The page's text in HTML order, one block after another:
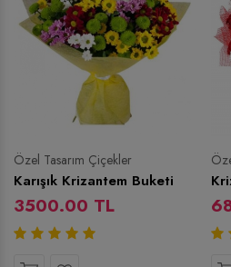
Özel Tasarım Çiçekler
Karışık Krizantem Buketi
3500.00 TL